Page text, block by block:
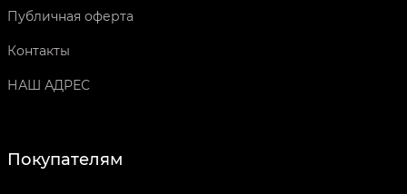
Публичная оферта
Контакты
НАШ АДРЕС
Покупателям